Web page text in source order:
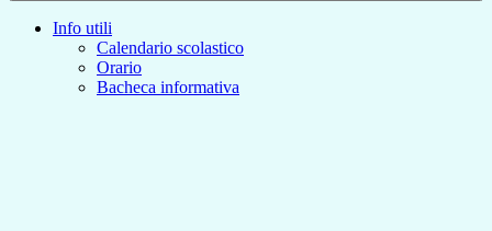
Info utili
Calendario scolastico
Orario
Bacheca informativa